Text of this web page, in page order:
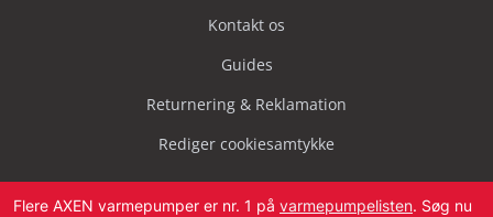
Kontakt os
Guides
Returnering & Reklamation
Rediger cookiesamtykke
Flere AXEN varmepumper er nr. 1 på varmepumpelisten. Søg nu